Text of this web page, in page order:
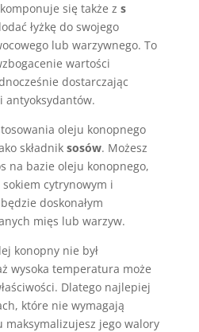
się także z s
łyżkę do swojego
lub warzywnego. To
wartości
dostarczając
antyoksydantów.
oleju konopnego
składnik sosów. Możesz
na bazie oleju konopnego,
sokiem cytrynowym i
doskonałym
mięs lub warzyw.
konopny nie był
wysoka temperatura może
Dlatego najlepiej
które nie wymagają
maksymalizujesz jego walory